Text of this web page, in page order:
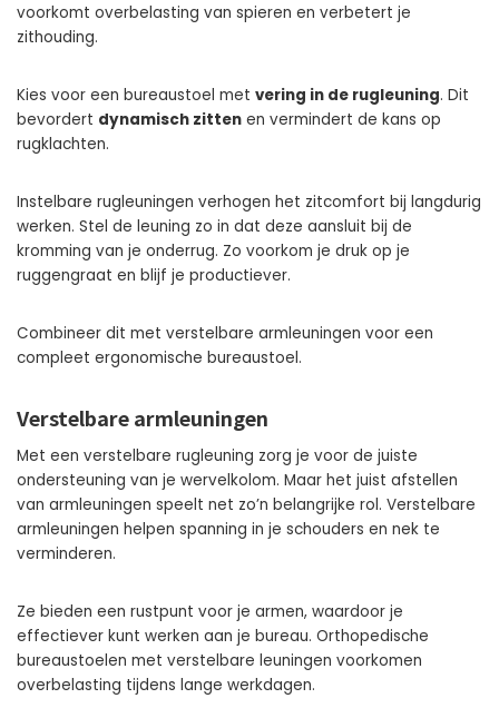
voorkomt overbelasting van spieren en verbetert je
zithouding.
Kies voor een bureaustoel met vering in de rugleuning. Dit
bevordert dynamisch zitten en vermindert de kans op
rugklachten.
Instelbare rugleuningen verhogen het zitcomfort bij langdurig
werken. Stel de leuning zo in dat deze aansluit bij de
kromming van je onderrug. Zo voorkom je druk op je
ruggengraat en blijf je productiever.
Combineer dit met verstelbare armleuningen voor een
compleet ergonomische bureaustoel.
Verstelbare armleuningen
Met een verstelbare rugleuning zorg je voor de juiste
ondersteuning van je wervelkolom. Maar het juist afstellen
van armleuningen speelt net zo’n belangrijke rol. Verstelbare
armleuningen helpen spanning in je schouders en nek te
verminderen.
Ze bieden een rustpunt voor je armen, waardoor je
effectiever kunt werken aan je bureau. Orthopedische
bureaustoelen met verstelbare leuningen voorkomen
overbelasting tijdens lange werkdagen.